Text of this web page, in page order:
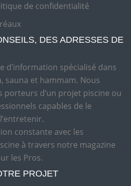
de confidentialité
DES ADRESSES DE
d’information spécialisé dans
sauna et hammam. Nous
porteurs d’un projet piscine ou
capables de le
constante avec les
à travers notre magazine
les Pros.
PROJET